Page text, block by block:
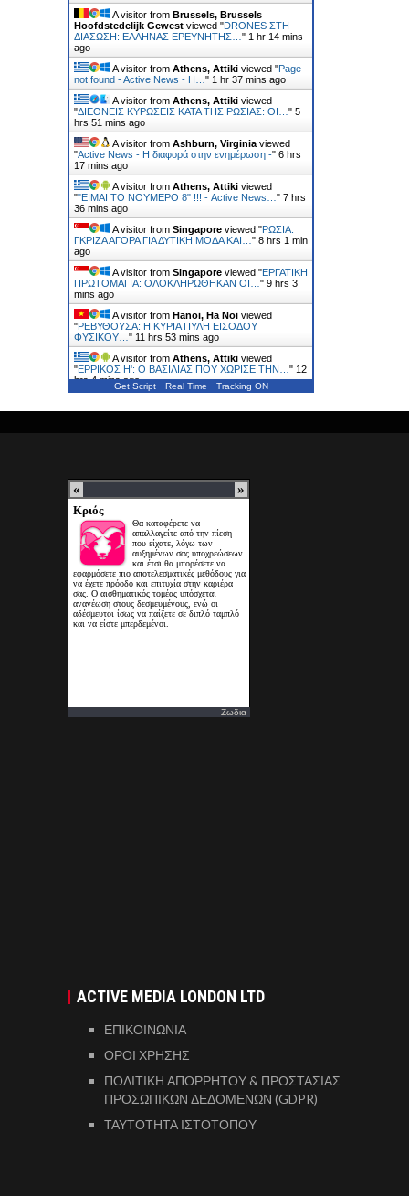
A visitor from Brussels, Brussels
Hoofdstedelijk Gewest viewed "DRONES ΣΤΗ
ΔΙΑΣΩΣΗ: ΕΛΛΗΝΑΣ ΕΡΕΥΝΗΤΗΣ… " 1 hr 14 mins
ago
A visitor from Athens, Attiki viewed "Page
not found - Active News - Η… " 1 hr 37 mins ago
A visitor from Athens, Attiki viewed
"ΔΙΕΘΝΕΙΣ ΚΥΡΩΣΕΙΣ ΚΑΤΑ ΤΗΣ ΡΩΣΙΑΣ: ΟΙ… " 5
hrs 51 mins ago
A visitor from Ashburn, Virginia viewed
"Active News - Η διαφορά στην ενημέρωση -" 6 hrs
17 mins ago
A visitor from Athens, Attiki viewed
""ΕΙΜΑΙ ΤΟ ΝΟΥΜΕΡΟ 8" !!! - Active News… " 7 hrs
36 mins ago
A visitor from Singapore viewed "ΡΩΣΙΑ:
ΓΚΡΙΖΑ ΑΓΟΡΑ ΓΙΑ ΔΥΤΙΚΗ ΜΟΔΑ ΚΑΙ… " 8 hrs 1 min
ago
A visitor from Singapore viewed "ΕΡΓΑΤΙΚΗ
ΠΡΩΤΟΜΑΓΙΑ: ΟΛΟΚΛΗΡΩΘΗΚΑΝ ΟΙ… " 9 hrs 3
mins ago
A visitor from Hanoi, Ha Noi viewed
"ΡΕΒΥΘΟΥΣΑ: H ΚΥΡΙΑ ΠΥΛΗ ΕΙΣΟΔΟΥ
ΦΥΣΙΚΟΥ… " 11 hrs 53 mins ago
A visitor from Athens, Attiki viewed
"ΕΡΡΙΚΟΣ H': Ο ΒΑΣΙΛΙΑΣ ΠΟΥ ΧΩΡΙΣΕ ΤΗΝ… " 12
hrs 4 mins ago
Get Script Real Time Tracking ON
Ζωδια
ACTIVE MEDIA LONDON LTD
ΕΠΙΚΟΙΝΩΝΙΑ
ΟΡΟΙ ΧΡΗΣΗΣ
ΠΟΛΙΤΙΚΗ ΑΠΟΡΡΗΤΟΥ & ΠΡΟΣΤΑΣΙΑΣ
ΠΡΟΣΩΠΙΚΩΝ ΔΕΔΟΜΕΝΩΝ (GDPR)
ΤΑΥΤΟΤΗΤΑ ΙΣΤΟΤΟΠΟΥ